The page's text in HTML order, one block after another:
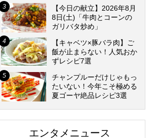
【今日の献立】2026年8月
8日(土)「牛肉とコーンの
ガリバタ炒め」
【キャベツ×豚バラ肉】ご
飯が止まらない！人気おか
ずレシピ7選
チャンプルーだけじゃもっ
たいない！今年こそ極める
夏ゴーヤ絶品レシピ3選
エンタメニュース